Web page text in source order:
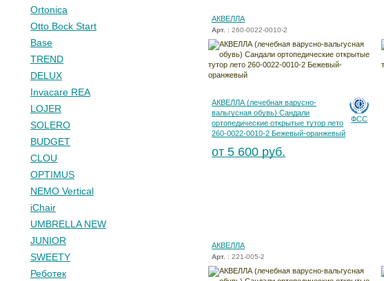
Ortonica
Otto Bock Start
Base
TREND
DELUX
Invacare REA
LOJER
SOLERO
BUDGET
CLOU
OPTIMUS
NEMO Vertical
iChair
UMBRELLA NEW
JUNIOR
SWEETY
Реботек
АКВЕЛЛА
Арт. : 260-0022-0010-2
ФСС
АКВЕЛЛА (лечебная варусно-
вальгусная обувь) Сандали
ортопедические открытые тутор лето
260-0022-0010-2 Бежевый-оранжевый
от 5 600 руб.
АКВЕЛЛА
Арт. : 221-005-2